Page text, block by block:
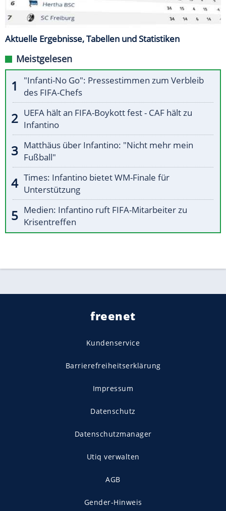
Aktuelle Ergebnisse, Tabellen und Statistiken
Meistgelesen
"Infanti-No Go": Pressestimmen zum Verbleib
des FIFA-Chefs
UEFA hält an FIFA-Boykott fest - CAF hält zu
Infantino
Matthäus über Infantino: "Nicht mehr mein
Fußball"
Times: Infantino bietet WM-Finale für
Unterstützung
Medien: Infantino ruft FIFA-Mitarbeiter zu
Krisentreffen
freenet
Kundenservice
Barrierefreiheitserklärung
Impressum
Datenschutz
Datenschutzmanager
Utiq verwalten
AGB
Gender-Hinweis